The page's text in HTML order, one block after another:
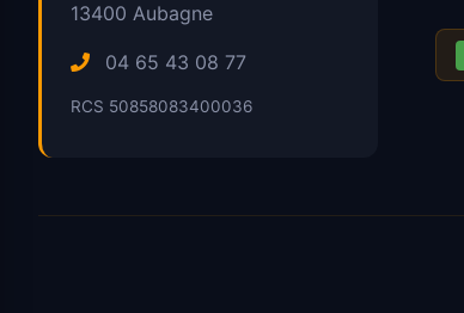
13400 Aubagne
04 65 43 08 77
RCS 50858083400036